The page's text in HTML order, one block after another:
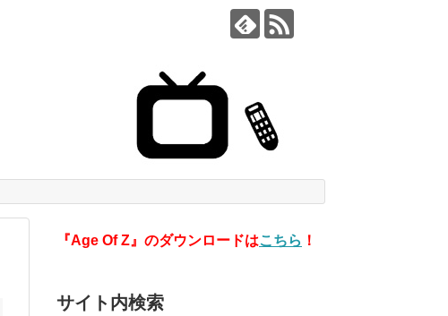
『Age Of Z』のダウンロードはこちら ！
サイト内検索